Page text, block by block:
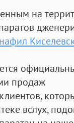
на
продаж
вслух,